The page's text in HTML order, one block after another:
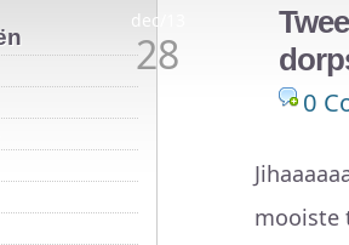
dec/13
28
0
mooiste